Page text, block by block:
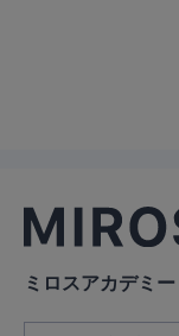
ミロスアカデミー